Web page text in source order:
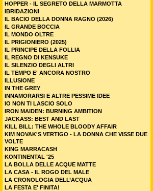
HOPPER - IL SEGRETO DELLA MARMOTTA
IBRIDAZIONI
IL BACIO DELLA DONNA RAGNO (2026)
IL GRANDE BOCCIA
IL MONDO OLTRE
IL PRIGIONIERO (2025)
IL PRINCIPE DELLA FOLLIA
IL REGNO DI KENSUKE
IL SILENZIO DEGLI ALTRI
IL TEMPO E' ANCORA NOSTRO
ILLUSIONE
IN THE GREY
INNAMORARSI E ALTRE PESSIME IDEE
IO NON TI LASCIO SOLO
IRON MAIDEN: BURNING AMBITION
JACKASS: BEST AND LAST
KILL BILL: THE WHOLE BLOODY AFFAIR
KIM NOVAK'S VERTIGO - LA DONNA CHE VISSE DUE
VOLTE
KING MARRACASH
KONTINENTAL '25
LA BOLLA DELLE ACQUE MATTE
LA CASA - IL ROGO DEL MALE
LA CRONOLOGIA DELL’ACQUA
LA FESTA E' FINITA!